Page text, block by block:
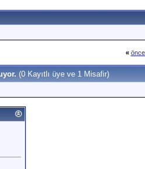
«
(0 Kayıtlı üye ve 1 Misafir)